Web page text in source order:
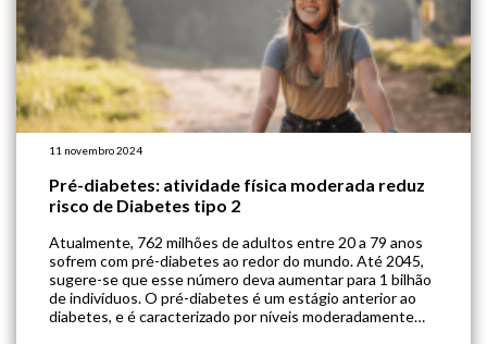
11 novembro 2024
Pré-diabetes: atividade física moderada reduz
risco de Diabetes tipo 2
Atualmente, 762 milhões de adultos entre 20 a 79 anos
sofrem com pré-diabetes ao redor do mundo. Até 2045,
sugere-se que esse número deva aumentar para 1 bilhão
de indivíduos. O pré-diabetes é um estágio anterior ao
diabetes, e é caracterizado por níveis moderadamente